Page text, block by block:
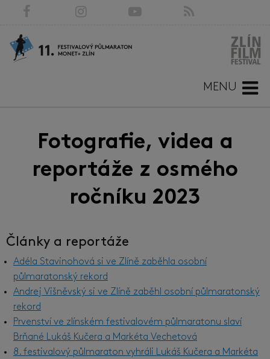
MENU
Fotografie, videa a
reportáže z osmého
ročníku 2023
Články a reportáže
Adéla Stavinohová si ve Zlíně zaběhla osobní
půlmaratonský rekord
Andrej Višněvský si ve Zlíně zaběhl osobní půlmaratonský
rekord
Prvenství ve zlínském festivalovém půlmaratonu slaví
Brňané Lukáš Kučera a Markéta Vechetová
8. festivalový půlmaraton vyhráli Lukáš Kučera a Markéta